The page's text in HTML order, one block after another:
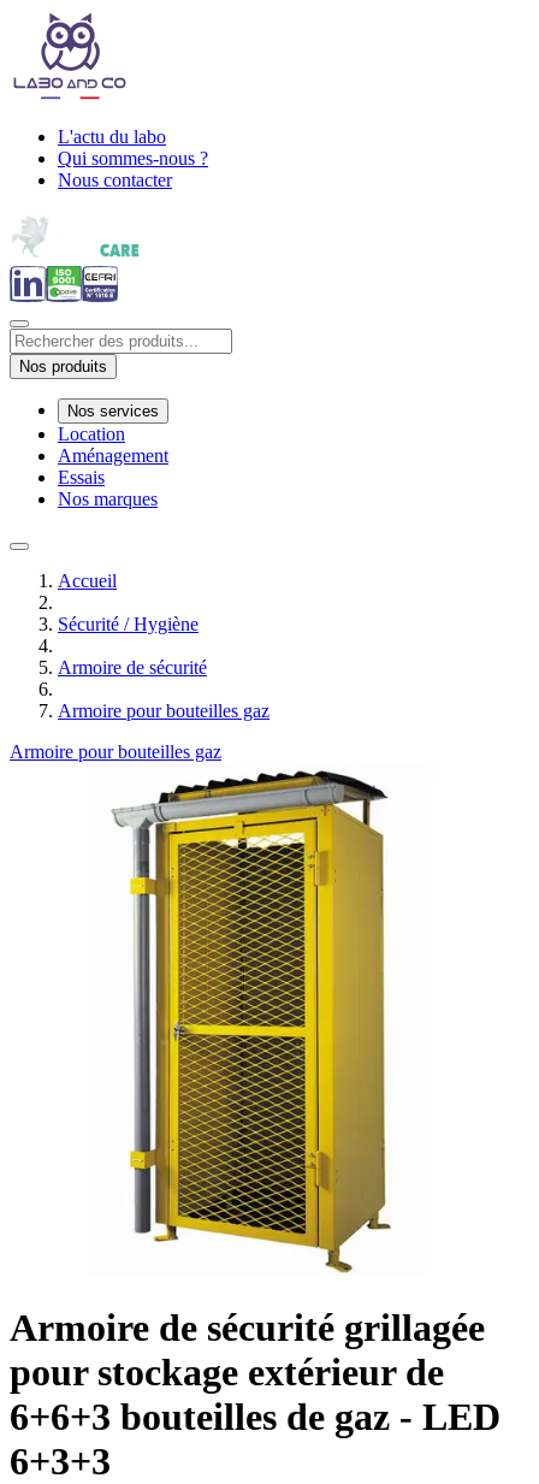
L'actu du labo
Qui sommes-nous ?
Nous contacter
Nos produits
Nos services
Location
Aménagement
Essais
Nos marques
Accueil
Sécurité / Hygiène
Armoire de sécurité
Armoire pour bouteilles gaz
Armoire pour bouteilles gaz
Armoire de sécurité grillagée
pour stockage extérieur de
6+6+3 bouteilles de gaz - LED
6+3+3